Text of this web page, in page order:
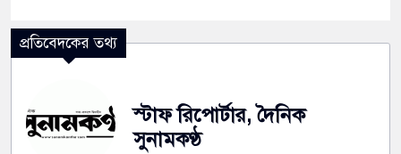
প্রতিবেদকের তথ্য
স্টাফ রিপোর্টার, দৈনিক
সুনামকণ্ঠ